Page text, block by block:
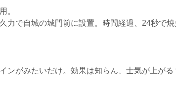
。
力で自城の城門前に設置。時間経過、24秒で
ンがみたいだけ。効果は知らん、士気が上がる